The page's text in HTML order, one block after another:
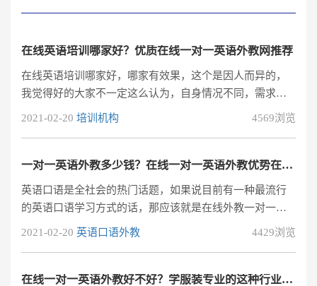
在线英语培训哪家好？优质在线一对一英语外教网推荐
在线英语培训哪家好，哪家有效果，这个是因人而异的，
我觉得好的大家不一定这么认为，自身情况不同，需求也
会不同，体验效果自然不一样，不过如果一定要我说的
2021-02-20 培训机构 4569浏览
一对一英语外教多少钱？在线一对一英语外教优势在哪里？
英语口语是全社会的热门话题，如果说目前有一种最流行
的英语口语学习方式的话，那应该就是在线外教一对一英
语口语课程，我们见过了各种关于课程的广告，电视上、
话。我想，不少英语学习者或是想要给学员学好英语的家
2021-02-20 英语口语外教 4429浏览
在线一对一英语外教好不好？学服装专业的这种行业英语培训选外教好吗？